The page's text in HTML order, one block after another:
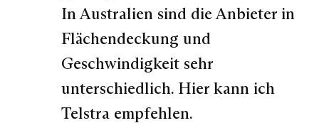
In Australien sind die Anbieter in
Flächendeckung und
Geschwindigkeit sehr
unterschiedlich. Hier kann ich
Telstra empfehlen.